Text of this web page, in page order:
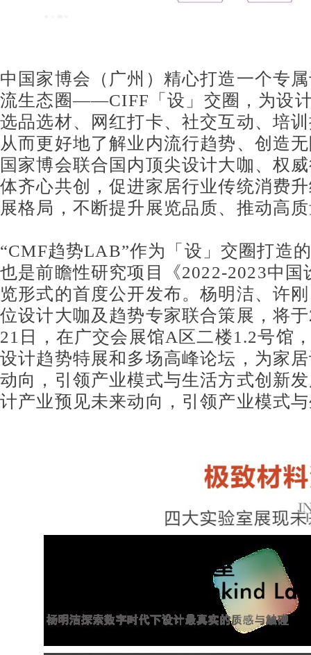
中国家博会（广州）精心打造一个专
流生态圈——CIFF 「设」交圈，为设
选品选材、网红打卡、社交互动、培
从而更好地了解业内流行趋势、创造
国家博会联合国内顶尖设计大咖、权
体齐心共创，促进家居行业传统消费
展格局，不断提升展览品质、推动高
“CMF趋势LAB”作为「设」交圈打造
也是前瞻性研究项目《2022-2023中国
览形式的首度公开发布。杨明洁、许
位设计大咖及趋势专家联合策展，将于
21 日，在广交会展馆A 区二楼1.2号馆
设计趋势特展和多场高峰论坛，为家
动向，引领产业模式与生活方式创新
计产业预见未来动向，引领产业模式